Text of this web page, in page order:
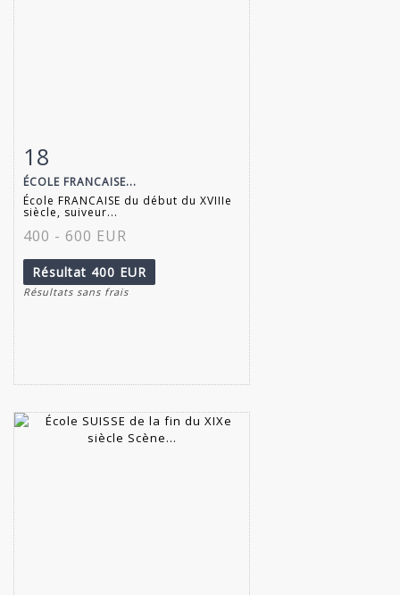
Fiche détaillée
18
ÉCOLE FRANCAISE...
École FRANCAISE du début du XVIIIe
siècle, suiveur...
400 - 600 EUR
Résultat 400 EUR
Résultats sans frais